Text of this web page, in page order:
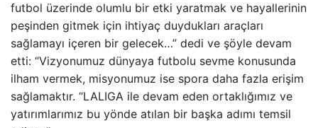
futbol üzerinde olumlu bir etki yaratmak ve hayallerinin
peşinden gitmek için ihtiyaç duydukları araçları
sağlamayı içeren bir gelecek…” dedi ve şöyle devam
etti: “Vizyonumuz dünyaya futbolu sevme konusunda
ilham vermek, misyonumuz ise spora daha fazla erişim
sağlamaktır. “LALIGA ile devam eden ortaklığımız ve
yatırımlarımız bu yönde atılan bir başka adımı temsil